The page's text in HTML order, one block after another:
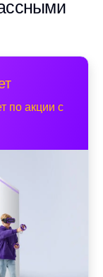
по акции с